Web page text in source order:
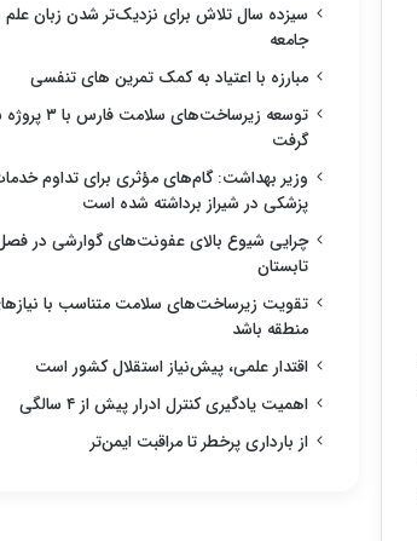
سیزده سال تلاش برای نزدیک‌تر شدن زبان علم
جامعه
مبارزه با اعتیاد به کمک تمرین های تنفسی
توسعه زیرساخت‌های
گرفت
وزیر بهداشت: گام‌های مؤثری برای تداوم
پزشکی در شیراز برداشته شده است
چرایی شیوع بالای عفونت‌های گوارشی در
تابستان
تقویت زیرساخت‌های سلامت متناسب با
منطقه باشد
اقتدار علمی، پیش‌نیاز استقلال کشور است
اهمیت یادگیری کنترل ادرار پیش از ۴ سالگی
از بارداری پرخطر تا مراقبت ایمن‌تر